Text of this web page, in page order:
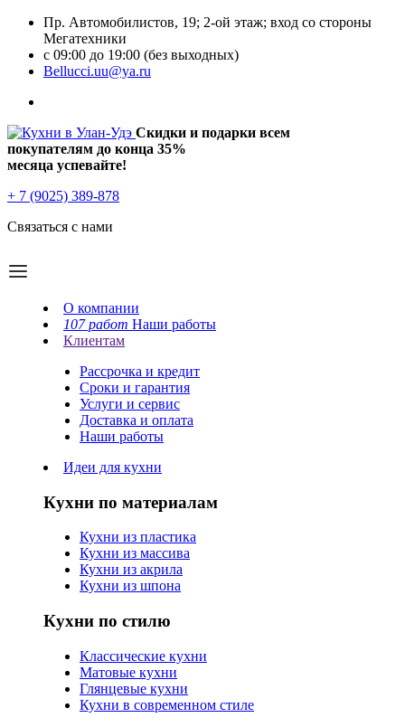
Пр. Автомобилистов, 19; 2-ой этаж; вход со стороны
Мегатехники
с 09:00 до 19:00 (без выходных)
Bellucci.uu@ya.ru
Скидки и подарки всем
покупателям до конца 35%
месяца успевайте!
+ 7 (9025) 389-878
Связаться с нами
О компании
107 работ Наши работы
Клиентам
Рассрочка и кредит
Сроки и гарантия
Услуги и сервис
Доставка и оплата
Наши работы
Идеи для кухни
Кухни по материалам
Кухни из пластика
Кухни из массива
Кухни из акрила
Кухни из шпона
Кухни по стилю
Классические кухни
Матовые кухни
Глянцевые кухни
Кухни в современном стиле